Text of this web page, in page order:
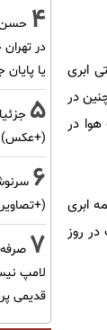
ابری
در
در
تا نیمه ابری
روز
4 حسن
در
یا
5
(+عکس)
6
7
لامپ
قدیمی